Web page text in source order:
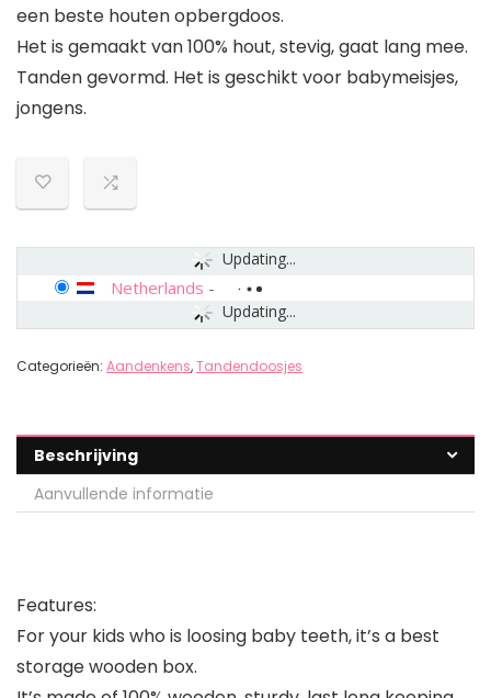
een beste houten opbergdoos.
Het is gemaakt van 100% hout, stevig, gaat lang mee.
Tanden gevormd. Het is geschikt voor babymeisjes,
jongens.
Updating...
Updating...
Netherlands -
Categorieën: Aandenkens,Tandendoosjes
Beschrijving
Aanvullende informatie
Features:
For your kids who is loosing baby teeth, it’s a best
storage wooden box.